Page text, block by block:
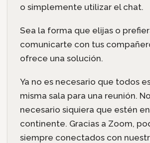
o simplemente utilizar el chat.
Sea la forma que elijas o
comunicarte con tus
ofrece una solución.
Ya no es necesario que todos
misma sala para una reunión.
necesario siquiera que estén
continente. Gracias a Zoom,
siempre conectados con